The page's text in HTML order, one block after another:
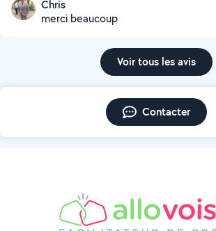
Chris
merci beaucoup
Voir tous les avis
Contacter